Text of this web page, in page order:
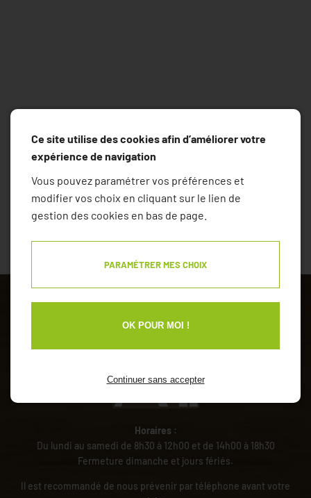
Horaires :
Du lundi au samedi de 8h30 à 12h00 et de 14h00 à 18h30
Fermeture dimanche et jours fériés.
Il est recommandé de nous prévenir par téléphone avant votre
Ce site utilise des cookies afin d’améliorer votre
expérience de navigation
Vous pouvez paramétrer vos préférences et
modifier vos choix en cliquant sur le lien de
gestion des cookies en bas de page.
PARAMÉTRER MES CHOIX
OK POUR MOI !
Continuer sans accepter